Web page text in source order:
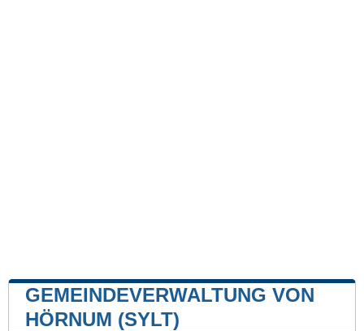
GEMEINDEVERWALTUNG VON
HÖRNUM (SYLT)